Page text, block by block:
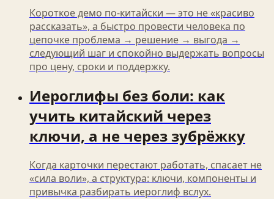
Короткое демо по‑китайски — это не «красиво
рассказать», а быстро провести человека по
цепочке проблема → решение → выгода →
следующий шаг и спокойно выдержать вопросы
про цену, сроки и поддержку.
Иероглифы без боли: как
учить китайский через
ключи, а не через зубрёжку
Когда карточки перестают работать, спасает не
«сила воли», а структура: ключи, компоненты и
привычка разбирать иероглиф вслух.